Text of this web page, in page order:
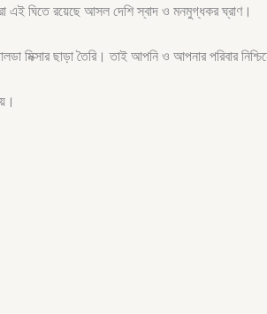
এই ঘিতে রয়েছে আসল দেশি স্বাদ ও মনমুগ্ধকর ঘ্রাণ।
মিক্সার ছাড়া তৈরি। তাই আপনি ও আপনার পরিবার